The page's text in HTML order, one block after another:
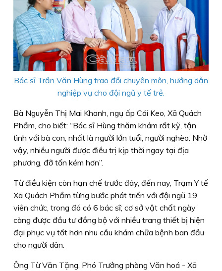
Bác sĩ Trần Văn Hùng trao đổi chuyên môn, hướng dẫn
nghiệp vụ cho đội ngũ y tế trẻ.
Bà Nguyễn Thị Mai Khanh, ngụ ấp Cái Keo, Xã Quách
Phẩm, cho biết: “Bác sĩ Hùng thăm khám rất kỹ, tận
tình với bà con, nhất là người lớn tuổi, người nghèo. Nhờ
vậy, nhiều người được điều trị kịp thời ngay tại địa
phương, đỡ tốn kém hơn”.
Từ điều kiện còn hạn chế trước đây, đến nay, Trạm Y tế
Xã Quách Phẩm từng bước phát triển với đội ngũ 19
viên chức, trong đó có 6 bác sĩ; cơ sở vật chất ngày
càng được đầu tư đồng bộ với nhiều trang thiết bị hiện
đại phục vụ tốt hơn nhu cầu khám chữa bệnh ban đầu
cho người dân.
Ông Từ Văn Tặng, Phó Trưởng phòng Văn hoá - Xã